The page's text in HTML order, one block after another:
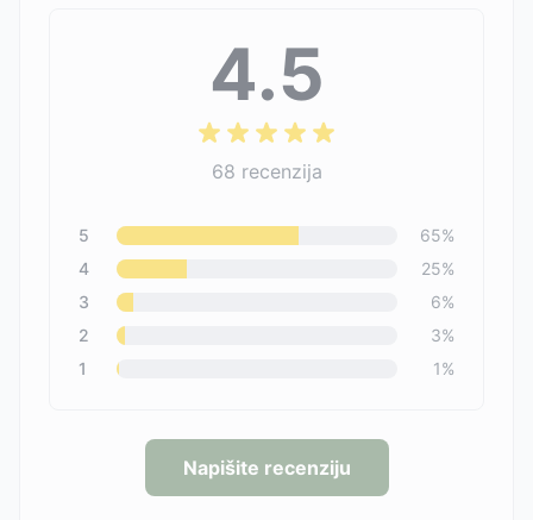
4.5
68 recenzija
5 65%
4
25%
3
6%
2
3%
1
1%
Napišite recenziju